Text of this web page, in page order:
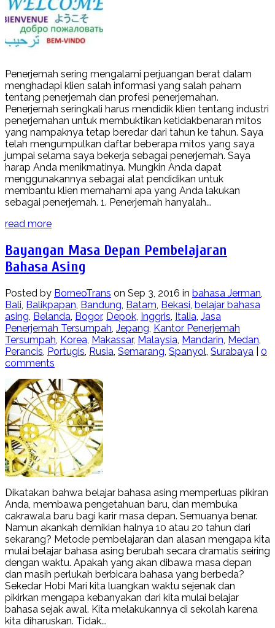
Penerjemah sering mengalami perjuangan berat dalam
menghadapi klien salah informasi yang salah paham
tentang penerjemah dan profesi penerjemahan.
Penerjemah seringkali harus mendidik klien tentang industri
penerjemahan untuk membuktikan ketidakbenaran mitos
yang nampaknya tetap beredar dari tahun ke tahun. Saya
telah mengumpulkan daftar beberapa mitos yang saya
jumpai selama saya bekerja sebagai penerjemah. Saya
harap Anda menikmatinya. Mungkin Anda dapat
menggunakannya sebagai alat pendidikan untuk
membantu klien memahami apa yang Anda lakukan
sebagai penerjemah. 1. Penerjemah hanyalah...
read more
Bayangan Masa Depan Pembelajaran
Bahasa Asing
Posted by BorneoTrans on Sep 3, 2016 in bahasa Jerman,
Bali, Balikpapan, Bandung, Batam, Bekasi, belajar bahasa
asing, Belanda, Bogor, Depok, Inggris, Italia, Jasa
Penerjemah Tersumpah, Jepang, Kantor Penerjemah
Tersumpah, Korea, Makassar, Malaysia, Mandarin, Medan,
Perancis, Portugis, Rusia, Semarang, Spanyol, Surabaya
0
comments
Dikatakan bahwa belajar bahasa asing memperluas pikiran
Anda, membawa pengetahuan baru, dan membuka
cakrawala baru bagi karir masa depan. Semuanya benar.
Namun akankah demikian halnya 10 atau 20 tahun dari
sekarang? Metode pembelajaran dan alasan mengapa kita
mulai belajar bahasa asing berubah secara dramatis seiring
dengan waktu. Apakah yang akan dibawa masa depan
dan masih perlukah berbicara bahasa yang berbeda?
Sekedar Hobi Mari kita luangkan waktu sejenak dan
pikirkan mengapa kebanyakan dari kita mulai belajar
bahasa sejak awal. Kita melakukannya di sekolah karena
kita diharuskan. Tidak...